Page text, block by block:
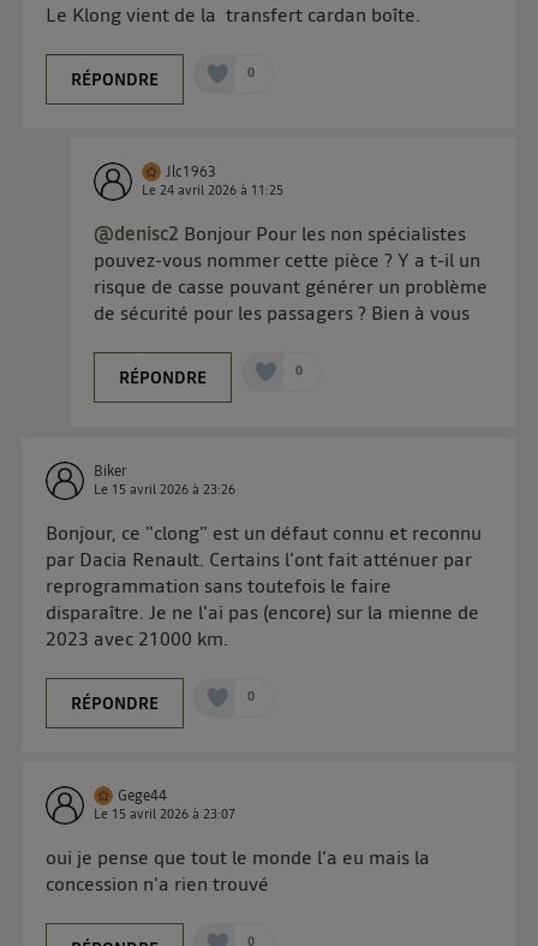
Le Klong vient de la transfert cardan boîte.
RÉPONDRE 0
Jlc1963
Le24 avril 2026 à 11:25
@denisc2 Bonjour Pour les non spécialistes
pouvez-vous nommer cette pièce ? Y a t-il un
risque de casse pouvant générer un problème
de sécurité pour les passagers ? Bien à vous
RÉPONDRE 0
Biker
Le 15 avril 2026 à23:26
Bonjour, ce "clong" est un défaut connu et reconnu
par Dacia Renault. Certains l'ont fait atténuer par
reprogrammation sans toutefois le faire
disparaître. Je ne l'ai pas (encore) sur la mienne de
2023 avec 21000 km.
RÉPONDRE 0
Gege44
Le 15 avril 2026 à23:07
oui je pense que tout le monde l'a eu mais la
concession n'a rien trouvé
0